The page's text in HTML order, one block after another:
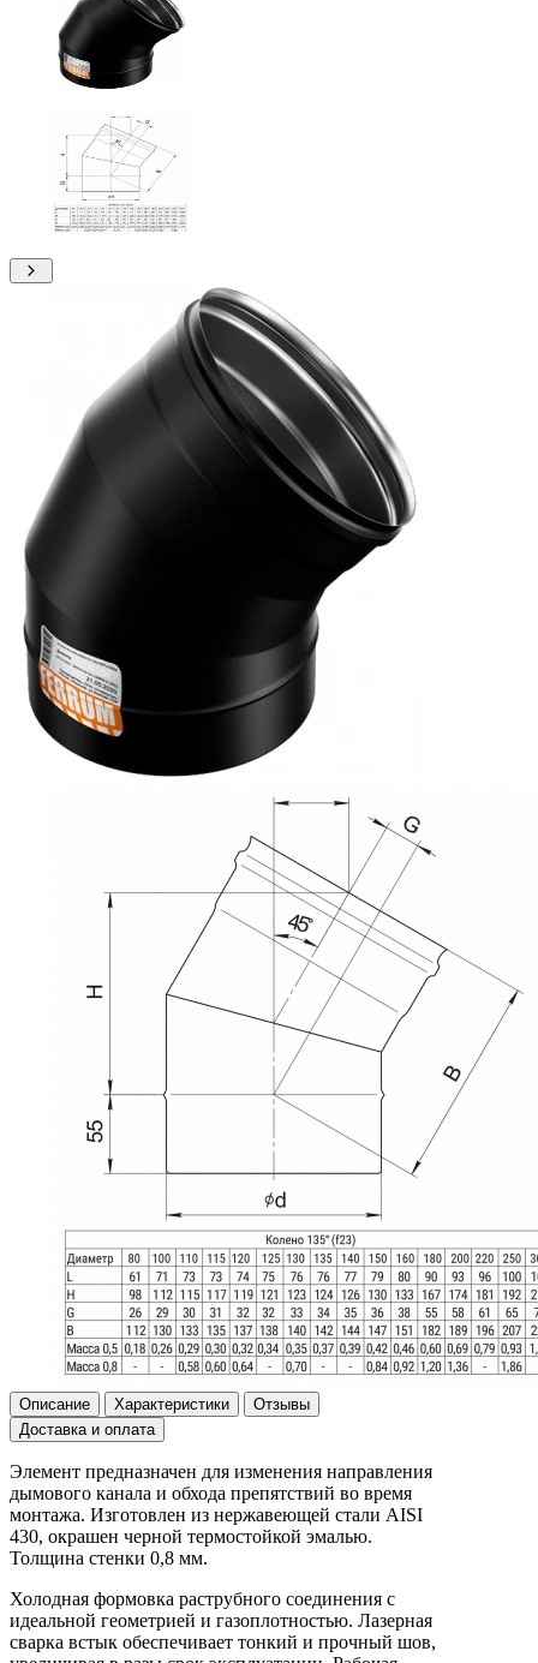
Описание Характеристики
Отзывы
Доставка и оплата
Элемент предназначен для изменения направления
дымового канала и обхода препятствий во время
монтажа. Изготовлен из нержавеющей стали AISI
430, окрашен черной термостойкой эмалью.
Толщина стенки 0,8 мм.
Холодная формовка раструбного соединения с
идеальной геометрией и газоплотностью. Лазерная
сварка встык обеспечивает тонкий и прочный шов,